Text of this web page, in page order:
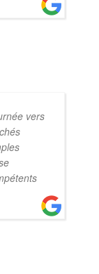
vers